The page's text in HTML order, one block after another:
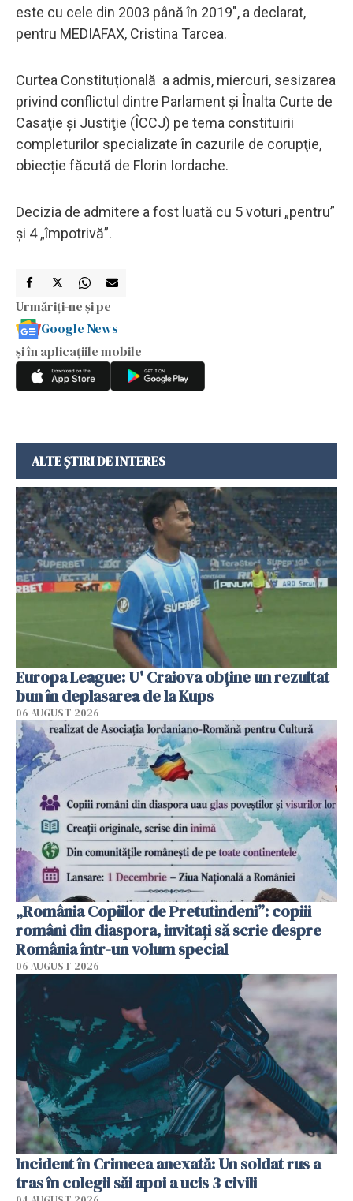
este cu cele din 2003 până în 2019", a declarat,
pentru MEDIAFAX, Cristina Tarcea.
Curtea Constituțională a admis, miercuri, sesizarea
privind conflictul dintre Parlament şi Înalta Curte de
Casaţie şi Justiţie (ÎCCJ) pe tema constituirii
completurilor specializate în cazurile de corupţie,
obiecție făcută de Florin Iordache.
Decizia de admitere a fost luată cu 5 voturi „pentru”
și 4 „împotrivă”.
Urmăriți-ne și pe
Google News
și în aplicațiile mobile
ALTE ȘTIRI DE INTERES
Europa League: U' Craiova obține un rezultat
bun în deplasarea de la Kups
06 AUGUST 2026
„România Copiilor de Pretutindeni”: copiii
români din diaspora, invitați să scrie despre
România într-un volum special
06 AUGUST 2026
Incident în Crimeea anexată: Un soldat rus a
tras în colegii săi apoi a ucis 3 civili